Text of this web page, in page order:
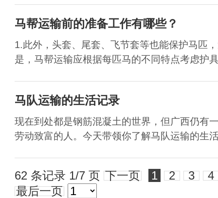
马帮运输前的准备工作有哪些？
1.此外，头套、尾套、飞节套等也能保护马匹
是，马帮运输应根据每匹马的不同特点考虑护
马队运输的生活记录
现在到处都是钢筋混凝土的世界，但广西仍有
劳动致富的人。今天带领你了解马队运输的生
62 条记录 1/7 页 下一页 1 2 3 4
最后一页